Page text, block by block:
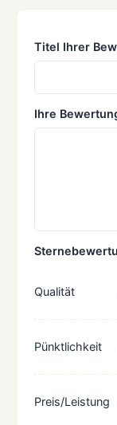
Titel Ihrer
Ihre
Qualität
Pünktlichkeit
Preis/Leistung